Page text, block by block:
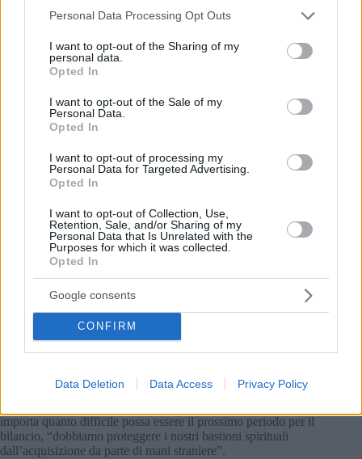
Please note that this website/app uses one or more Google
not limited to your visit or usage behaviour. You may click to
grant or deny consent to Google and its third-party tags to
use your data for below specified purposes in below Google
consent section.
Personal Data Processing Opt Outs
I want to opt-out of the Sharing of my
personal data.
Opted In
I want to opt-out of the Sale of my
Personal Data.
Opted In
I want to opt-out of processing my
Personal Data for Targeted Advertising.
Opted In
I want to opt-out of Collection, Use,
Retention, Sale, and/or Sharing of my
Personal Data that Is Unrelated with the
Purposes for which it was collected.
Opted In
Google consents
CONFIRM
Data Deletion Data Access Privacy Policy
Ha detto che le risorse finanziarie necessarie affinché il museo
importa quanto difficile possa essere il prossimo periodo per il
bilancio, “dobbiamo proteggere i nostri bastioni spirituali
dall’acquisizione da parte di mani straniere”.